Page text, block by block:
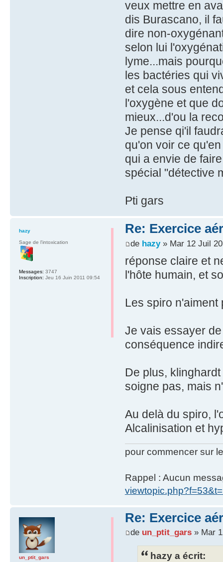
veux mettre en
dis Burascano, il
dire non-
selon lui
lyme...mais
les bactéries qui
et cela sous
l'oxygène et que
mieux...d'ou la
Je pense qi'il
qu'on voir ce
qui a envie de
spécial "détective
Pti gars
Re: Exercice
de hazy» Mar 12 Juil
réponse claire et
l'hôte humain, et
Les spiro n'aiment
Je vais essayer
conséquence
De plus,
soigne pas, mais
Au delà du spiro,
Alcalinisation et
pour commencer sur
Rappel : Aucun
hazy
Sage de l'intoxication
Messages: 3747
Inscription: Jeu 16 Juin 2011 09:54
Re: Exercice
de un_ptit_gars» Mar
hazy a écrit:
un_ptit_gars